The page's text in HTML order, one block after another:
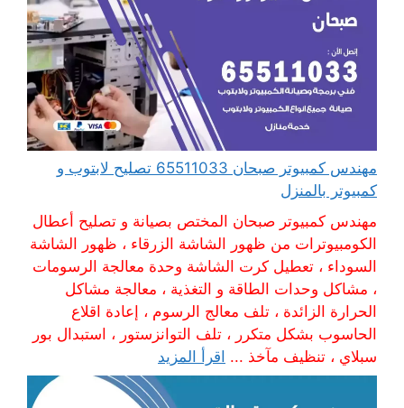
مهندس كمبيوتر صبحان 65511033 تصليح لابتوب و
كمبيوتر بالمنزل
مهندس كمبيوتر صبحان المختص بصيانة و تصليح أعطال
الكومبيوترات من ظهور الشاشة الزرقاء ، ظهور الشاشة
السوداء ، تعطيل كرت الشاشة وحدة معالجة الرسومات
، مشاكل وحدات الطاقة و التغذية ، معالجة مشاكل
الحرارة الزائدة ، تلف معالج الرسوم ، إعادة اقلاع
الحاسوب بشكل متكرر ، تلف التوانزستور ، استبدال بور
سبلاي ، تنظيف مآخذ ... اقرأ المزيد